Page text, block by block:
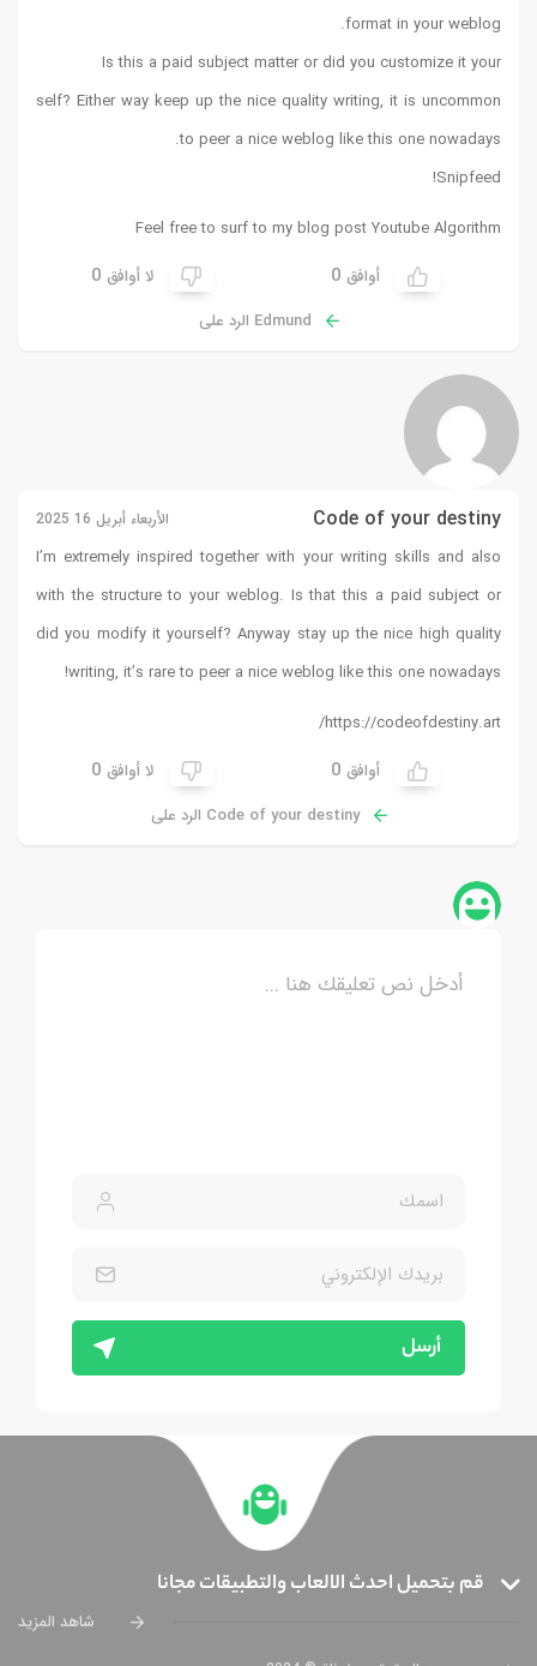
format in your weblog.
Is this a paid subject matter or did you customize it your
self? Either way keep up the nice quality writing, it is uncommon
to peer a nice weblog like this one nowadays.
Snipfeed
!
Feel free to surf to my blog postYoutube Algorithm
أوافق 0 لا أوافق 0
Edmund الرد على
Code of your destiny الأربعاء أبريل 16 2025
I’m extremely inspired together with your writing skills and also
with the structure to your weblog. Is that this a paid subject or
did you modify it yourself? Anyway stay up the nice high quality
writing, it’s rare to peer a nice weblog like this one nowadays
!
https://codeofdestiny.art/
أوافق 0 لا أوافق 0
Code of your destiny الرد على
أرسل
قم بتحميل احدث الالعاب والتطبيقات مجانا
شاهد المزيد